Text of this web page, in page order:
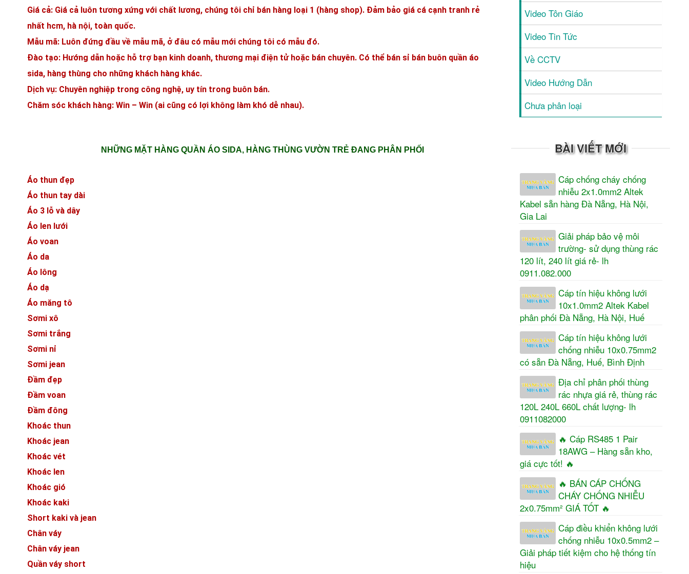
Giá cả: Giá cả luôn tương xứng với chất lương, chúng tôi chỉ bán hàng loại 1 (hàng shop). Đảm bảo giá cá cạnh tranh rẻ
nhất hcm, hà nội, toàn quốc.
Mẫu mã: Luôn đứng đầu về mẫu mã, ở đâu có mẫu mới chúng tôi có mẫu đó.
Đào tạo: Hướng dẫn hoặc hỗ trợ bạn kinh doanh, thương mại điện tử hoặc bán chuyên. Có thể bán sỉ bán buôn quần áo
sida, hàng thùng cho những khách hàng khác.
Dịch vụ: Chuyên nghiệp trong công nghệ, uy tín trong buôn bán.
Chăm sóc khách hàng: Win – Win (ai cũng có lợi không làm khó dễ nhau).
NHỮNG MẶT HÀNG QUẦN ÁO SIDA, HÀNG THÙNG VƯỜN TRẺ ĐANG PHÂN PHỐI
Áo thun đẹp
Áo thun tay dài
Áo 3 lỗ và dây
Áo len lưới
Áo voan
Áo da
Áo lông
Áo dạ
Áo măng tô
Sơmi xô
Sơmi trắng
Sơmi nỉ
Sơmi jean
Đầm đẹp
Đầm voan
Đầm đông
Khoác thun
Khoác jean
Khoác vét
Khoác len
Khoác gió
Khoác kaki
Short kaki và jean
Chân váy
Chân váy jean
Quần váy short
Video Tôn Giáo
Video Tin Tức
Về CCTV
Video Hướng Dẫn
Chưa phân loại
BÀI VIẾT MỚI
Cáp chống cháy chống
nhiễu 2x1.0mm2 Altek
Kabel sẵn hàng Đà Nẵng, Hà Nội,
Gia Lai
Giải pháp bảo vệ môi
trường- sử dụng thùng rác
120 lít, 240 lít giá rẻ- lh
0911.082.000
Cáp tín hiệu không lưới
10x1.0mm2 Altek Kabel
phân phối Đà Nẵng, Hà Nội, Huế
Cáp tín hiệu không lưới
chống nhiễu 10x0.75mm2
có sẵn Đà Nẵng, Huế, Bình Định
Địa chỉ phân phối thùng
rác nhựa giá rẻ, thùng rác
120L 240L 660L chất lượng- lh
0911082000
🔥 Cáp RS485 1 Pair
18AWG – Hàng sẵn kho,
giá cực tốt! 🔥
🔥 BÁN CÁP CHỐNG
CHÁY CHỐNG NHIỄU
2x0.75mm² GIÁ TỐT 🔥
Cáp điều khiển không lưới
chống nhiễu 10x0.5mm2 –
Giải pháp tiết kiệm cho hệ thống tín
hiệu